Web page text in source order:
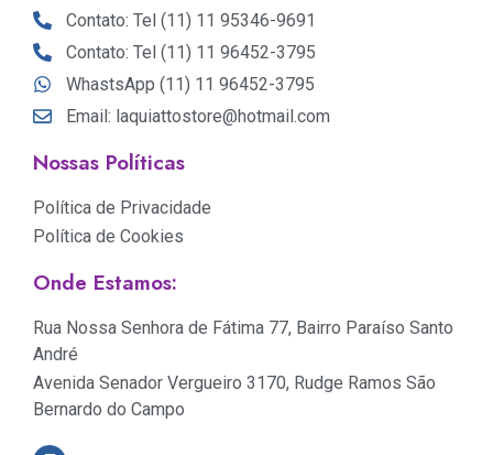
Contato: Tel (11) 11 95346-9691
Contato: Tel (11) 11 96452-3795
WhastsApp (11) 11 96452-3795
Email: laquiattostore@hotmail.com
Nossas Políticas
Política de Privacidade
Política de Cookies
Onde Estamos:
Rua Nossa Senhora de Fátima 77, Bairro Paraíso Santo
André
Avenida Senador Vergueiro 3170, Rudge Ramos São
Bernardo do Campo